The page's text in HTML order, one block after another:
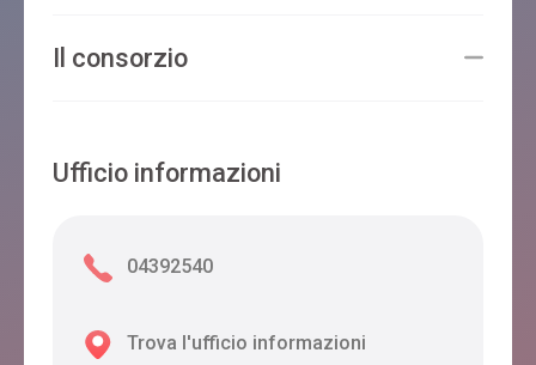
Il consorzio
Ufficio informazioni
04392540
Trova l'ufficio informazioni